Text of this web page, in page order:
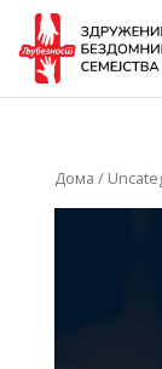
Дома /